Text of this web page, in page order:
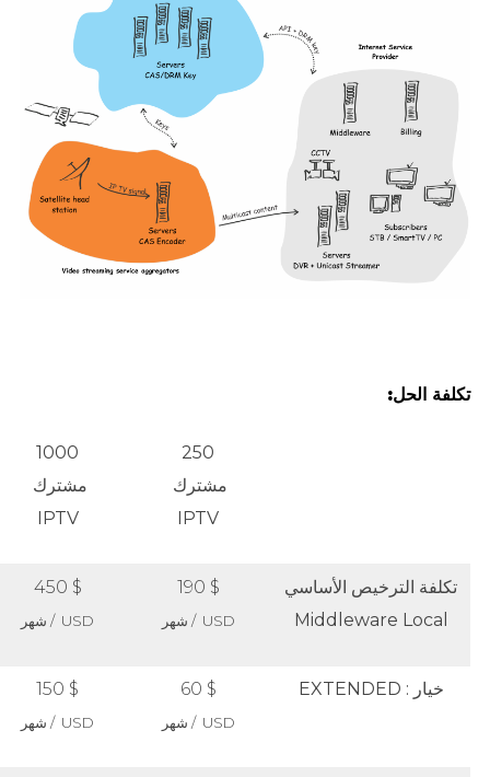
تكلفة الحل:
250
مشترك
IPTV
1000
مشترك
IPTV
تكلفة الترخيص الأساسي
Middleware Local
$ 190
USD / شهر
$ 450
USD / شهر
خيار : EXTENDED $ 60
USD / شهر
$ 150
USD / شهر